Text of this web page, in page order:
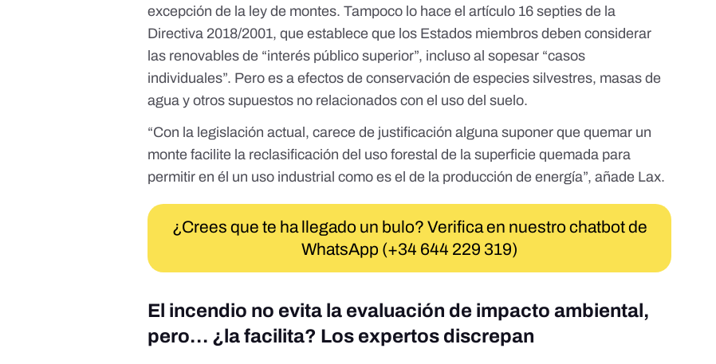
excepción de la ley de montes. Tampoco lo hace elartículo 16 septies de la
Directiva 2018/2001, que establece que los Estados miembros deben considerar
las renovables de “interés público superior”, incluso al sopesar “casos
individuales”. Pero es a efectos de conservación de especies silvestres, masas de
agua yotros supuestos no relacionados con el uso del suelo.
“Con la legislación actual, carece de justificación alguna suponer que quemar un
monte facilite la reclasificación del uso forestal de la superficie quemada para
permitir en él un uso industrial como es el de la producción de energía”, añade Lax.
¿Crees que te ha llegado un bulo? Verifica en nuestro chatbot de
WhatsApp (+34 644 229 319)
El incendio no evita la evaluación de impacto ambiental,
pero… ¿la facilita? Los expertos discrepan